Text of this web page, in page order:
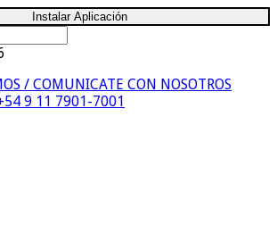
Instalar Aplicación
/ COMUNICATE CON NOSOTROS
9 11 7901-7001